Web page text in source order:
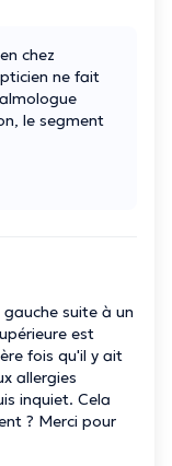
chez
ne fait
le segment
suite à un
est
fois qu'il y ait
allergies
inquiet. Cela
? Merci pour